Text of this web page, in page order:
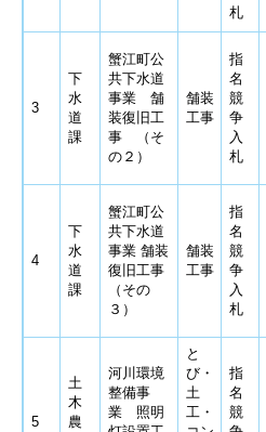
札
3
下
水
道
課
蟹江町公
共下水道
事業 舗
装復旧工
事 （そ
の２）
舗装
工事
指
名
競
争
入
札
4
下
水
道
課
蟹江町公
共下水道
事業 舗装
復旧工事
（その
３）
舗装
工事
指
名
競
争
入
札
5
土
木
農
河川環境
整備事
業 照明
と
び・
土
工・
指
名
競